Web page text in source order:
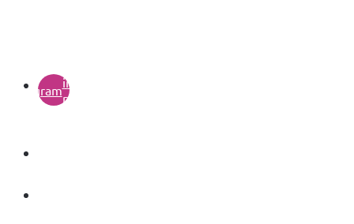
instagramin
neuem